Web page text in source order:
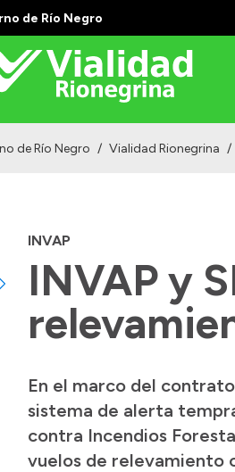
de Río Negro
de Río Negro / Vialidad Rionegrina /
INVAP
INVAP y
En el marco del
sistema de alerta
contra Incendios
vuelos de relevamiento